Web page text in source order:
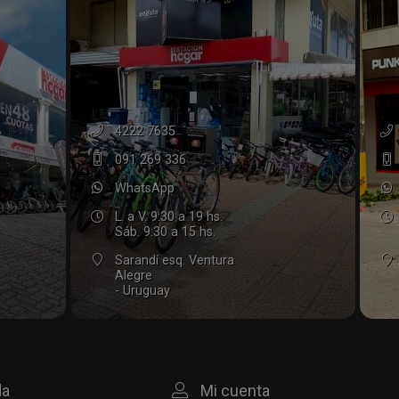
4222 7635
091 269 336
WhatsApp
L. a V. 9:30 a 19 hs.
Sáb. 9:30 a 15 hs.
Sarandí esq. Ventura
Alegre
- Uruguay
Mi cuenta